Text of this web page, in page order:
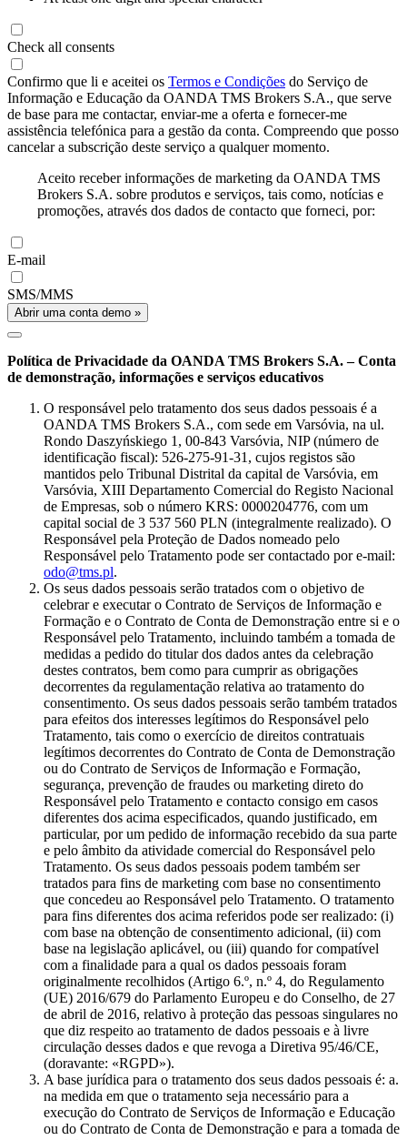
Check all consents
Confirmo que li e aceitei os Termos e Condições do Serviço de
Informação e Educação da OANDA TMS Brokers S.A., que serve
de base para me contactar, enviar-me a oferta e fornecer-me
assistência telefónica para a gestão da conta. Compreendo que posso
cancelar a subscrição deste serviço a qualquer momento.
Aceito receber informações de marketing da OANDA TMS
Brokers S.A. sobre produtos e serviços, tais como, notícias e
promoções, através dos dados de contacto que forneci, por:
E-mail
SMS/MMS
Abrir uma conta demo »
Política de Privacidade da OANDA TMS Brokers S.A. – Conta
de demonstração, informações e serviços educativos
O responsável pelo tratamento dos seus dados pessoais é a
OANDA TMS Brokers S.A., com sede em Varsóvia, na ul.
Rondo Daszyńskiego 1, 00-843 Varsóvia, NIP (número de
identificação fiscal): 526-275-91-31, cujos registos são
mantidos pelo Tribunal Distrital da capital de Varsóvia, em
Varsóvia, XIII Departamento Comercial do Registo Nacional
de Empresas, sob o número KRS: 0000204776, com um
capital social de 3 537 560 PLN (integralmente realizado). O
Responsável pela Proteção de Dados nomeado pelo
Responsável pelo Tratamento pode ser contactado por e-mail:
odo@tms.pl.
Os seus dados pessoais serão tratados com o objetivo de
celebrar e executar o Contrato de Serviços de Informação e
Formação e o Contrato de Conta de Demonstração entre si e o
Responsável pelo Tratamento, incluindo também a tomada de
medidas a pedido do titular dos dados antes da celebração
destes contratos, bem como para cumprir as obrigações
decorrentes da regulamentação relativa ao tratamento do
consentimento. Os seus dados pessoais serão também tratados
para efeitos dos interesses legítimos do Responsável pelo
Tratamento, tais como o exercício de direitos contratuais
legítimos decorrentes do Contrato de Conta de Demonstração
ou do Contrato de Serviços de Informação e Formação,
segurança, prevenção de fraudes ou marketing direto do
Responsável pelo Tratamento e contacto consigo em casos
diferentes dos acima especificados, quando justificado, em
particular, por um pedido de informação recebido da sua parte
e pelo âmbito da atividade comercial do Responsável pelo
Tratamento. Os seus dados pessoais podem também ser
tratados para fins de marketing com base no consentimento
que concedeu ao Responsável pelo Tratamento. O tratamento
para fins diferentes dos acima referidos pode ser realizado: (i)
com base na obtenção de consentimento adicional, (ii) com
base na legislação aplicável, ou (iii) quando for compatível
com a finalidade para a qual os dados pessoais foram
originalmente recolhidos (Artigo 6.º, n.º 4, do Regulamento
(UE) 2016/679 do Parlamento Europeu e do Conselho, de 27
de abril de 2016, relativo à proteção das pessoas singulares no
que diz respeito ao tratamento de dados pessoais e à livre
circulação desses dados e que revoga a Diretiva 95/46/CE,
(doravante: «RGPD»).
A base jurídica para o tratamento dos seus dados pessoais é: a.
na medida em que o tratamento seja necessário para a
execução do Contrato de Serviços de Informação e Educação
ou do Contrato de Conta de Demonstração e para a tomada de